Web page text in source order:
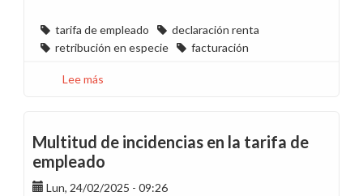
tarifa de empleado
declaración renta
retribución en especie
facturación
Lee más
incrementos
en
conceptos
derivados
Multitud de incidencias en la tarifa de
empleado
Lun, 24/02/2025 - 09:26